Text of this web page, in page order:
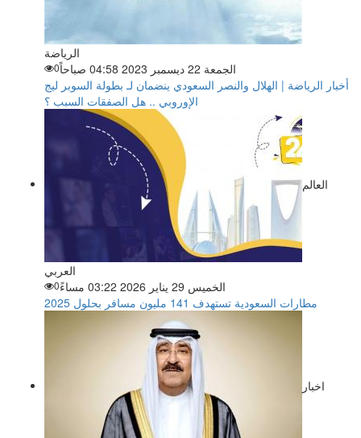
الرياضة
الجمعة 22 ديسمبر 2023 04:58 صباحاً
0
أخبار الرياضة | الهلال والنصر السعودي ينضمان لـ بطولة السوبر ليج
الإوروبي .. هل الصفقات السبب ؟
العالم
العربي
الخميس 29 يناير 2026 03:22 مساءً
0
مطارات السعودية تستهدف 141 مليون مسافر بحلول 2025
اخبار